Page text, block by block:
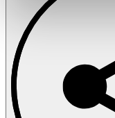
weiteren Daten
haben oder die sie
gesammelt haben.